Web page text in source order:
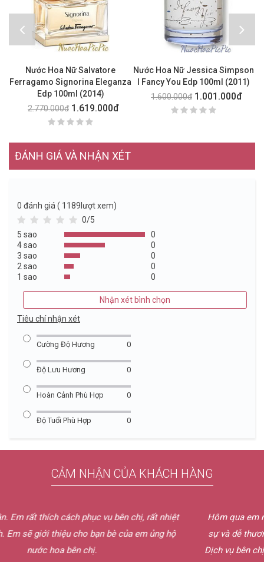
Nước Hoa Nữ Salvatore
Ferragamo Signorina Eleganza
Edp 100ml (2014)
2.770.000đ 1.619.000đ
Nước Hoa Nữ Jessica Simpson
I Fancy You Edp 100ml (2011)
1.600.000đ 1.001.000đ
ĐÁNH GIÁ VÀ NHẬN XÉT
0 đánh giá ( 1189lượt xem)
0/5
5 sao
0
4 sao
0
3 sao
0
2 sao
0
1 sao
0
Nhận xét bình chọn
Tiêu chí nhận xét
Cường Độ Hương 0
Độ Lưu Hương 0
Hoàn Cảnh Phù Hợp 0
Độ Tuổi Phù Hợp 0
CẢM NHẬN CỦA KHÁCH HÀNG
Hôm qua em nhận được nước hoa rồi ạ. Shipper bên chị lịch
sự và dễ thương quá chừng. Mẫu thử chị gửi em mùi rất hay.
Dịch vụ bên chị tốt quá. Nếu có nhu cầu em sẽ ủng hộ bên chị